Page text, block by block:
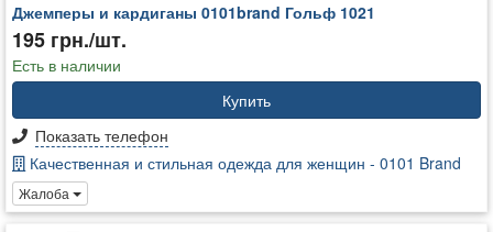
Джемперы и кардиганы 0101brand Гольф 1021
195 грн./шт.
Есть в наличии
Купить
Показать телефон
Качественная и стильная одежда для женщин - 0101 Brand
Жалоба